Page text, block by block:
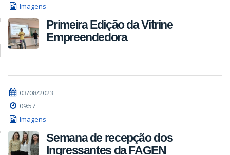
Imagens
Primeira Edição da Vitrine
Empreendedora
03/08/2023
09:57
Imagens
Semana de recepção dos
Ingressantes da FAGEN